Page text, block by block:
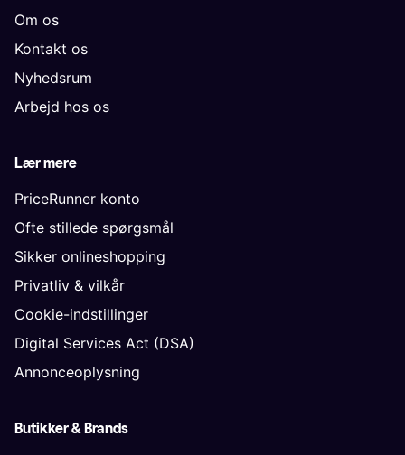
Om os
Kontakt os
Nyhedsrum
Arbejd hos os
Lær mere
PriceRunner konto
Ofte stillede spørgsmål
Sikker onlineshopping
Privatliv & vilkår
Cookie-indstillinger
Digital Services Act (DSA)
Annonceoplysning
Butikker & Brands